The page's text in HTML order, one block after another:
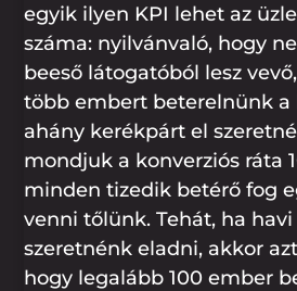
egyik ilyen KPI lehet az
száma: nyilvánvaló, hogy
beeső látogatóból lesz
több embert beterelnünk a
ahány kerékpárt el
mondjuk a konverziós ráta
minden tizedik betérő fog
venni tőlünk. Tehát, ha
szeretnénk eladni, akkor
hogy legalább 100 ember